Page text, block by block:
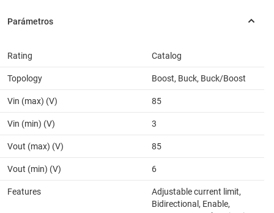
Rating Catalog
Topology Boost, Buck, Buck/Boost
Vin (max) (V) 85
Vin (min) (V) 3
Vout (max) (V) 85
Vout (min) (V) 6
Features
Adjustable current limit,
Bidirectional, Enable,